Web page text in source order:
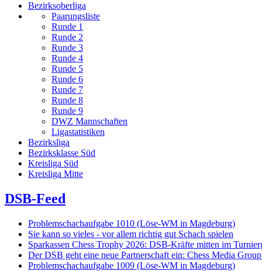
Bezirksoberliga
Paarungsliste
Runde 1
Runde 2
Runde 3
Runde 4
Runde 5
Runde 6
Runde 7
Runde 8
Runde 9
DWZ Mannschaften
Ligastatistiken
Bezirksliga
Bezirksklasse Süd
Kreisliga Süd
Kreisliga Mitte
DSB-Feed
Problemschachaufgabe 1010 (Löse-WM in Magdeburg)
Sie kann so vieles - vor allem richtig gut Schach spielen
Sparkassen Chess Trophy 2026: DSB-Kräfte mitten im
Der DSB geht eine neue Partnerschaft ein: Chess Media
Problemschachaufgabe 1009 (Löse-WM in Magdeburg)